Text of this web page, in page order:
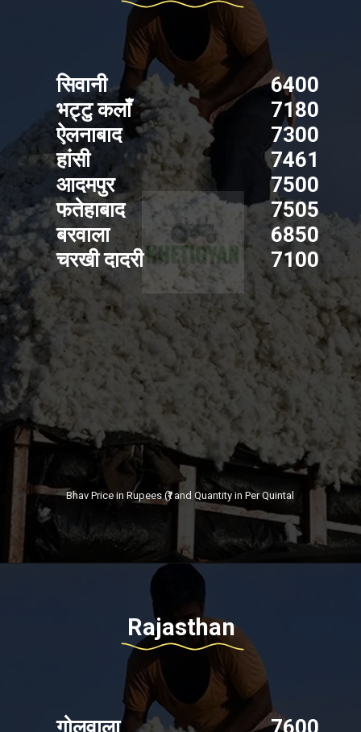
सिवानी
भट्टु कलाँ
ऐलनाबाद
हांसी
आदमपुर
फतेहाबाद
बरवाला
चरखी दादरी
6400
7180
7300
7461
7500
7505
6850
7100
Bhav Price in Rupees (₹) and Quantity in Per Quintal
Rajasthan